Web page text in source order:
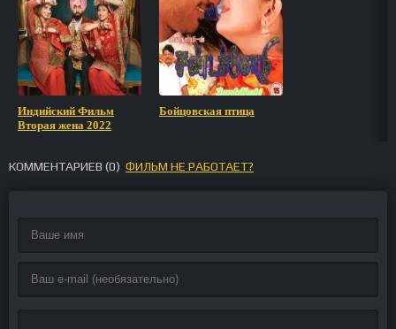
Индийский Фильм
Вторая жена 2022
Бойцовская птица
КОММЕНТАРИЕВ (0) ФИЛЬМ НЕ РАБОТАЕТ?